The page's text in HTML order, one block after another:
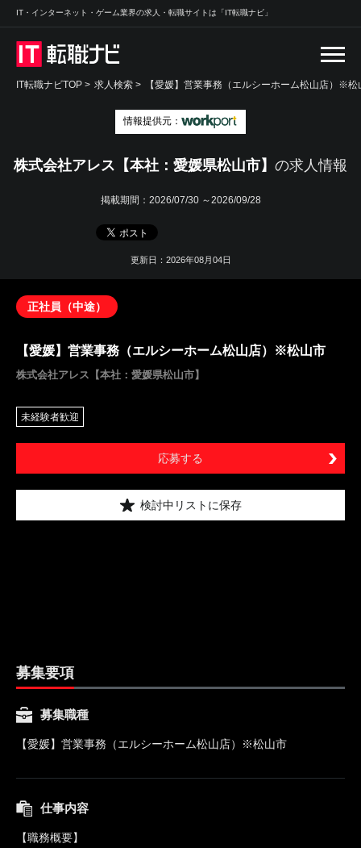
IT・インターネット・ゲーム業界の求人・転職サイトは「IT転職ナビ」
IT転職ナビTOP > 求人検索 > 【愛媛】営業事務（エルシーホーム松山店）※
情報提供元：
株式会社アレス【本社：愛媛県松山市】 の求人情報
掲載期間： 2026/07/30 ～2026/09/28
更新日：2026年08月04日
正社員（中途）
【愛媛】営業事務（エルシーホーム松山店）※松山市
株式会社アレス【本社：愛媛県松山市】
未経験者歓迎
応募する
検討中リストに保存
募集要項
募集職種
【愛媛】営業事務（エルシーホーム松山店）※松山市
仕事内容
【職務概要】